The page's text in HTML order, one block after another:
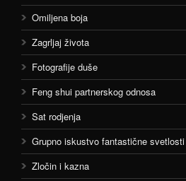
Omiljena boja
Zagrljaj života
Fotografije duše
Feng shui partnerskog odnosa
Sat rodjenja
Grupno iskustvo fantastične svetlosti
Zločin i kazna